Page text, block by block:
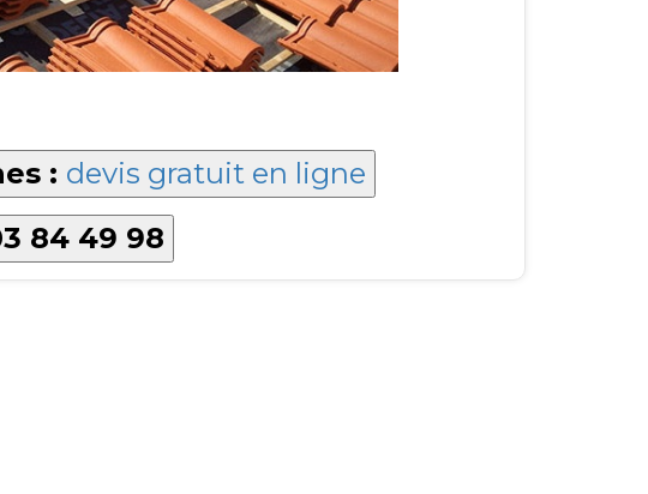
: devis gratuit en ligne
84 49 98